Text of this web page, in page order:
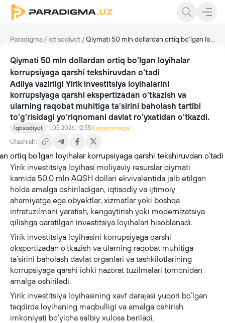
Paradigma / Iqtisodiyot /Qiymati 50 mln dollardan ortiq bo‘lgan loyihalar korrupsiyaga qarshi tekshiruvdan o‘tadi
Qiymati 50 mln dollardan ortiq bo‘lgan loyihalar
korrupsiyaga qarshi tekshiruvdan o‘tadi
Adliya vazirligi Yirik investitsiya loyihalarini
korrupsiyaga qarshi ekspertizadan o‘tkazish va
ularning raqobat muhitiga ta’sirini baholash tartibi
to‘g‘risidagi yo‘riqnomani davlat ro‘yxatidan o‘tkazdi.
Iqtisodiyot 11.05.2026, 12:55Кириллчада
Ulashish:
Yirik investitsiya loyihasi moliyaviy resurslar qiymati
kamida 50,0 mln AQSH dollari ekvivalentida jalb etilgan
holda amalga oshiriladigan, iqtisodiy va ijtimoiy
ahamiyatga ega obyektlar, xizmatlar yoki boshqa
infratuzilmani yaratish, kengaytirish yoki modernizatsiya
qilishga qaratilgan investitsiya loyihalari hisoblanadi.
Yirik investitsiya loyihasini korrupsiyaga qarshi
ekspertizadan o‘tkazish va ularning raqobat muhitiga
ta’sirini baholash davlat organlari va tashkilotlarining
korrupsiyaga qarshi ichki nazorat tuzilmalari tomonidan
amalga oshiriladi.
Yirik investitsiya loyihasining xavf darajasi yuqori bo‘lgan
taqdirda loyihaning maqbulligi va amalga oshirish
imkoniyati bo‘yicha salbiy xulosa beriladi.